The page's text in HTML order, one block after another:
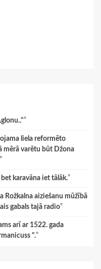
”
liela reformēto
mērā varētu būt Džona
”
karavāna iet tālāk.”
Rožkalna aiziešanu mūžībā
gabals tajā radio”
arī ar 1522. gada
".”